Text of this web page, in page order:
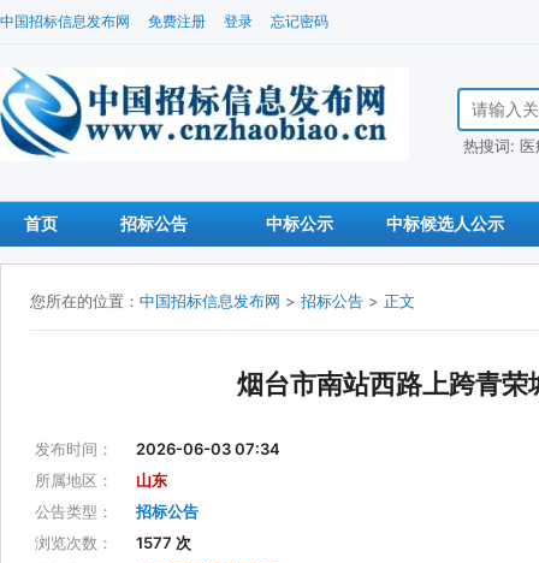
中国招标信息发布网 免费注册 登录 忘记密码
搜索招标信
热搜词:
首页 招标公告 中标公示 中标候选人公示
您所在的位置： 中国招标信息发布网 > 招标公告 > 正文
烟台市南站西路上跨青
发布时间：
2026-06-03 07:34
所属地区：
山东
公告类型：
招标公告
浏览次数：
1577 次